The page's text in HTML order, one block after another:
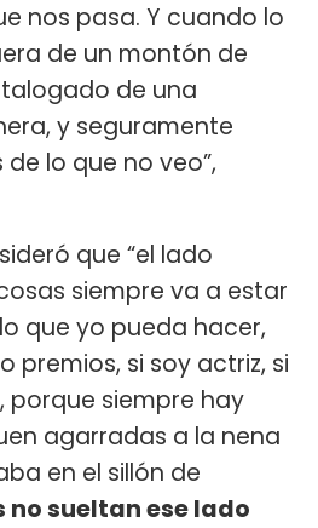
nos pasa. Y cuando lo
de un montón de
de una
y seguramente
lo que no veo”,
que “el lado
siempre va a estar
que yo pueda hacer,
premios, si soy actriz, si
porque siempre hay
agarradas a la nena
en el sillón de
no sueltan ese lado